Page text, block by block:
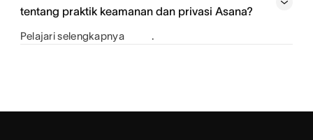
tentang praktik keamanan dan privasi Asana?
Pelajari selengkapnya .